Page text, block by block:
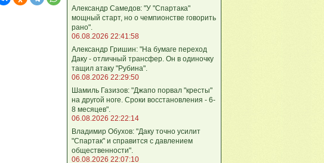
Александр Самедов: "У "Спартака"
мощный старт, но о чемпионстве говорить
рано".
06.08.2026 22:41:58
Александр Гришин: "На бумаге переход
Даку - отличный трансфер. Он в одиночку
тащил атаку "Рубина".
06.08.2026 22:29:50
Шамиль Газизов: "Джапо порвал "кресты"
на другой ноге. Сроки восстановления - 6-
8 месяцев".
06.08.2026 22:22:14
Владимир Обухов: "Даку точно усилит
"Спартак" и справится с давлением
общественности".
06.08.2026 22:07:10